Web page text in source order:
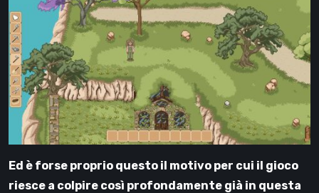
Ed è forse proprio questo il motivo per cui il gioco
riesce a colpire così profondamente già in questa